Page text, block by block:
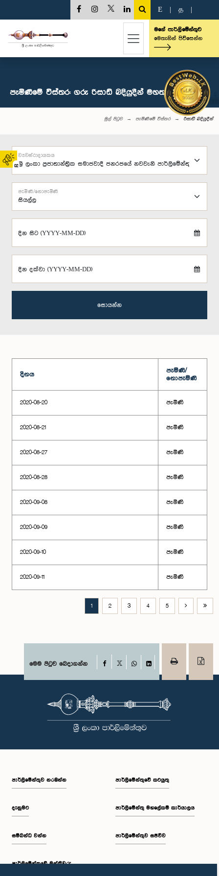
02
E த
මගේ පාර්ලිමේන්තුව
මෙතැනින් පිවිසෙන්න
පැමිණීමේ විස්තර: ගරු රිසාඩ් බදියුදීන් මහතා, පා.ම.
මුල් පිටුව පැමිණීමේ විස්තර රිසාඩ් බදියුදීන්
ව්‍යවස්ථාදායකය
පැමිණි/නොපැමිණි
දින සිට (YYYY-MM-DD)
දින දක්වා (YYYY-MM-DD)
සොයන්න
දිනය
පැමිණි/
නොපැමිණි
2020-08-20 පැමිණි
2020-08-21 පැමිණි
2020-08-27 පැමිණි
2020-08-28 පැමිණි
2020-09-08 පැමිණි
2020-09-09 පැමිණි
2020-09-10 පැමිණි
2020-09-11 පැමිණි
1 2 3 4 5
මෙම පිටුව බෙදාගන්න Facebook
WhatsAppLinkedIn
පාර්ලි‌මේන්තුව නරඹන්න
දැනුමට
සම්බන්ධ වන්න
පාර්ලි‌මේන්තුවේ මන්ත්‍රීවරු
පාර්ලිමේන්තුවේ කටයුතු
පාර්ලිමේන්තු මහලේකම් කාර්යාලය
පාර්ලිමේන්තුව සජීවීව